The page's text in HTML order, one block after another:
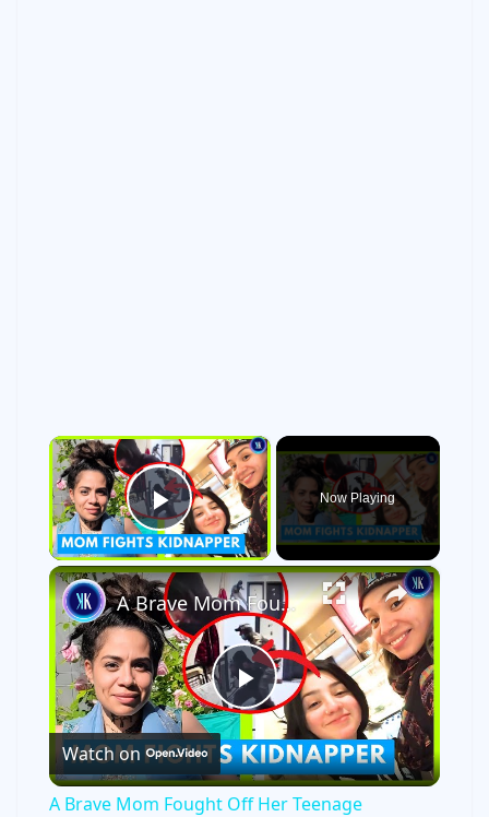
×
Play Video
Now Playing
×
P
l
A Brave Mom Fought Off Her Teenage Daughter's Stalker
Watch on
A Brave Mom Fought Off Her Teenage